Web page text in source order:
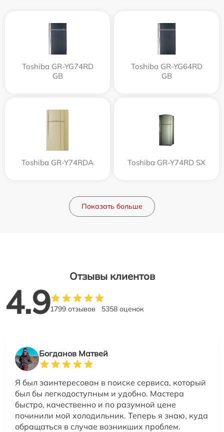
Toshiba GR-YG74RD
GB
Toshiba GR-YG64RD
GB
Toshiba GR-Y74RDA Toshiba GR-Y74RD SX
Показать больше
Отзывы клиентов
4.91799 отзывов 5358 оценок
Богданов Матвей
Я был заинтересован в поиске сервиса, который
был бы легкодоступным и удобно. Мастера
быстро, качественно и по разумной цене
починили мой холодильник. Теперь я знаю, куда
обращаться в случае возникших проблем.